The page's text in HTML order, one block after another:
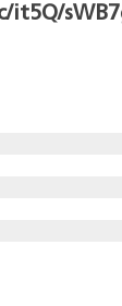
it5Q/